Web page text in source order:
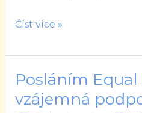
Číst více »
Posláním Equal
vzájemná
Posláním
Equal